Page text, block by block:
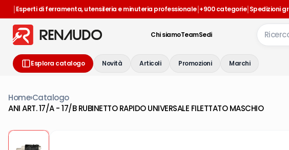
|Esperti di ferramenta, utensileria e minuteria professionale|+900 categorie|Spedizioni
Chi siamoTeamSedi
Esplora catalogo Novità Articoli Promozioni Marchi
Home›Catalogo
ANI ART. 17/A - 17/B RUBINETTO RAPIDO UNIVERSALE FILETTATO MASCHIO